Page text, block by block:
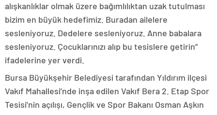
alışkanlıklar olmak üzere bağımlılıktan uzak tutulması
bizim en büyük hedefimiz. Buradan ailelere
sesleniyoruz. Dedelere sesleniyoruz. Anne babalara
sesleniyoruz. Çocuklarınızı alıp bu tesislere getirin”
ifadelerine yer verdi.
Bursa Büyükşehir Belediyesi tarafından Yıldırım ilçesi
Vakıf Mahallesi’nde inşa edilen Vakıf Bera 2. Etap Spor
Tesisi’nin açılışı, Gençlik ve Spor Bakanı Osman Aşkın